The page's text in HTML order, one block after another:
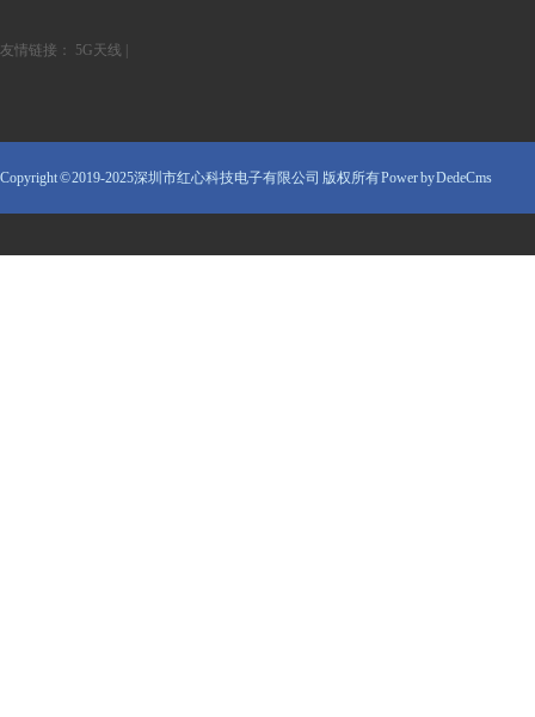
友情链接： 5G天线
Copyright © 2019-2025深圳市红心科技电子有限公司 版权所有Power by DedeCms